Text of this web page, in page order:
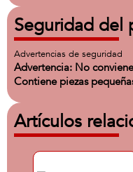
Seguridad del
Advertencias de seguridad
Advertencia: No
Contiene piezas
Artículos